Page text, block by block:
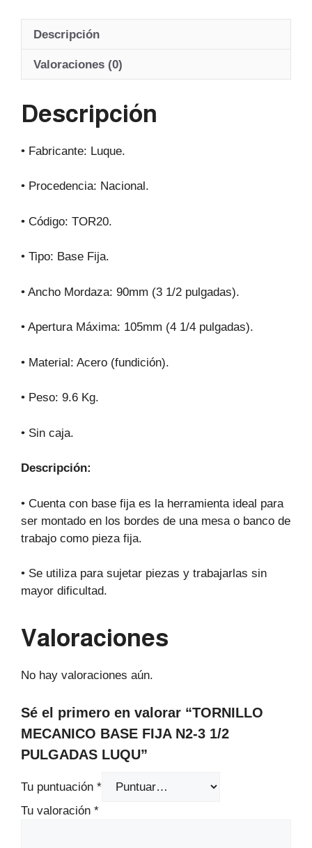
at
A
p
c
b
o
e
a
ail
Descripción
Valoraciones (0)
Descripción
• Fabricante: Luque.
• Procedencia: Nacional.
• Código: TOR20.
• Tipo: Base Fija.
• Ancho Mordaza: 90mm (3 1/2 pulgadas).
• Apertura Máxima: 105mm (4 1/4 pulgadas).
• Material: Acero (fundición).
• Peso: 9.6 Kg.
• Sin caja.
Descripción:
• Cuenta con base fija es la herramienta ideal para
ser montado en los bordes de una mesa o banco de
trabajo como pieza fija.
• Se utiliza para sujetar piezas y trabajarlas sin
mayor dificultad.
Valoraciones
No hay valoraciones aún.
Sé el primero en valorar “TORNILLO
MECANICO BASE FIJA N2-3 1/2
PULGADAS LUQU”
Tu puntuación *
Tu valoración *